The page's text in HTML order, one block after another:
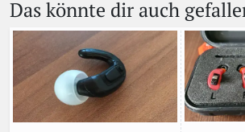
Das könnte dir auch